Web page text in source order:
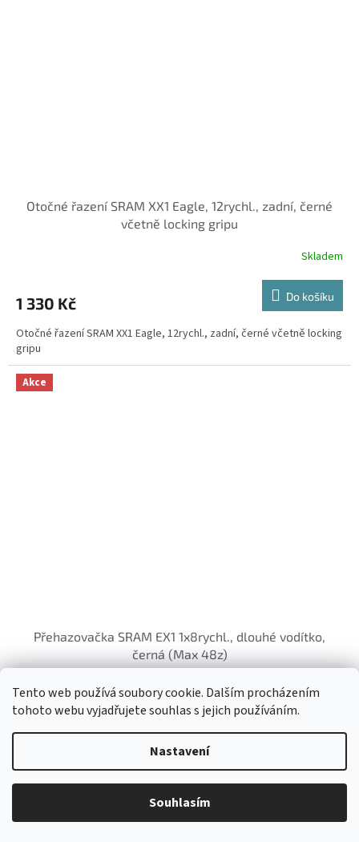
Tento web používá soubory cookie. Dalším procházením
tohoto webu vyjadřujete souhlas s jejich používáním.
Nastavení
Souhlasím
Otočné řazení SRAM XX1 Eagle, 12rychl., zadní, černé
včetně locking gripu
Skladem
1 330 Kč Do košíku
Otočné řazení SRAM XX1 Eagle, 12rychl., zadní, černé včetně locking
gripu
Akce
Přehazovačka SRAM EX1 1x8rychl., dlouhé vodítko,
černá (Max 48z)
Skladem
2 545 Kč